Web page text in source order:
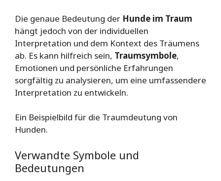
Die genaue Bedeutung der Hunde im Traum
hängt jedoch von der individuellen
Interpretation und dem Kontext des Träumens
ab. Es kann hilfreich sein, Traumsymbole,
Emotionen und persönliche Erfahrungen
sorgfältig zu analysieren, um eine umfassendere
Interpretation zu entwickeln.
Ein Beispielbild für die Traumdeutung von
Hunden.
Verwandte Symbole und
Bedeutungen